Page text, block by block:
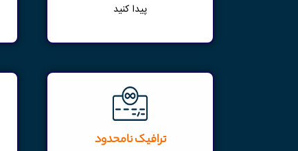
پیدا کنید
ترافیک نامحدود